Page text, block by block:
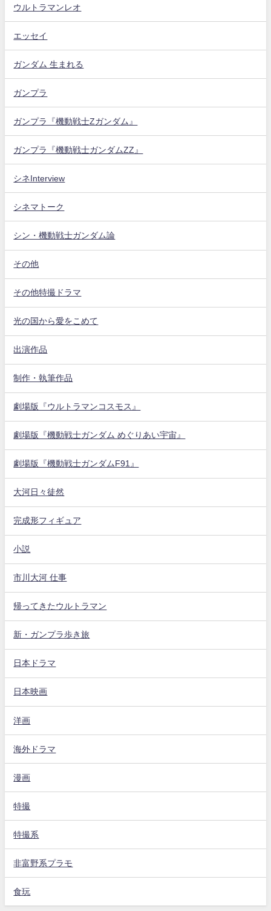
ウルトラマンレオ
エッセイ
ガンダム 生まれる
ガンプラ
ガンプラ『機動戦士Zガンダム』
ガンプラ『機動戦士ガンダムZZ』
シネInterview
シネマトーク
シン・機動戦士ガンダム論
その他
その他特撮ドラマ
光の国から愛をこめて
出演作品
制作・執筆作品
劇場版『ウルトラマンコスモス』
劇場版『機動戦士ガンダム めぐりあい宇宙』
劇場版『機動戦士ガンダムF91』
大河日々徒然
完成形フィギュア
小説
市川大河 仕事
帰ってきたウルトラマン
新・ガンプラ歩き旅
日本ドラマ
日本映画
洋画
海外ドラマ
漫画
特撮
特撮系
非富野系プラモ
食玩